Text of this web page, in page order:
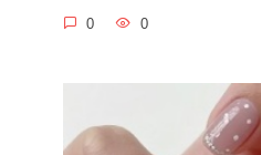
0 0